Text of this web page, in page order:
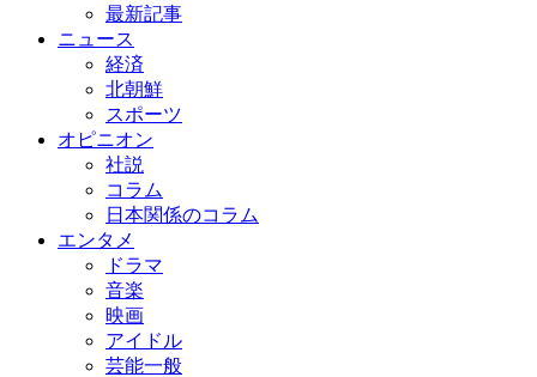
最新記事
ニュース
経済
北朝鮮
スポーツ
オピニオン
社説
コラム
日本関係のコラム
エンタメ
ドラマ
音楽
映画
アイドル
芸能一般